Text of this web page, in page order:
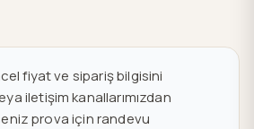
fiyat ve sipariş bilgisini
iletişim kanallarımızdan
prova için randevu